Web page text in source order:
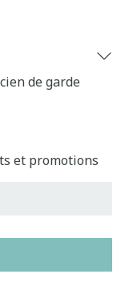
de garde
et promotions